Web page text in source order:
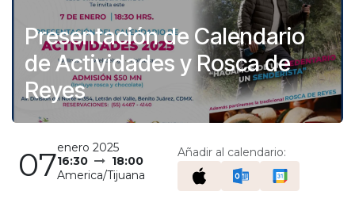
Presentación de Calendario
de Actividades y Rosca de
Reyes
07enero 2025
16:30
18:00
America/Tijuana
Añadir al calendario: